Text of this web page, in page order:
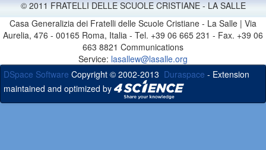
© 2011 FRATELLI DELLE SCUOLE CRISTIANE - LA SALLE
Casa Generalizia dei Fratelli delle Scuole Cristiane - La Salle | Via
Aurelia, 476 - 00165 Roma, Italia - Tel. +39 06 665 231 - Fax. +39 06
663 8821 Communications
Service: lasallew@lasalle.org
DSpace Software Copyright © 2002-2013 Duraspace - Extension
maintained and optimized by